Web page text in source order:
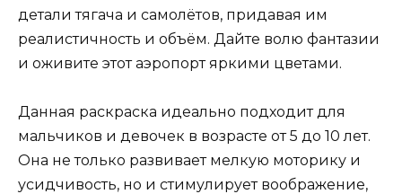
детали тягача и самолётов, придавая им
реалистичность и объём. Дайте волю фантазии
и оживите этот аэропорт яркими цветами.
Данная раскраска идеально подходит для
мальчиков и девочек в возрасте от 5 до 10 лет.
Она не только развивает мелкую моторику и
усидчивость, но и стимулирует воображение,